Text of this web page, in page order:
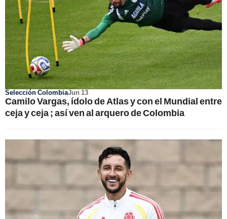
Selección ColombiaJun 13
Camilo Vargas, ídolo de Atlas y con el Mundial entre
ceja y ceja ; así ven al arquero de Colombia